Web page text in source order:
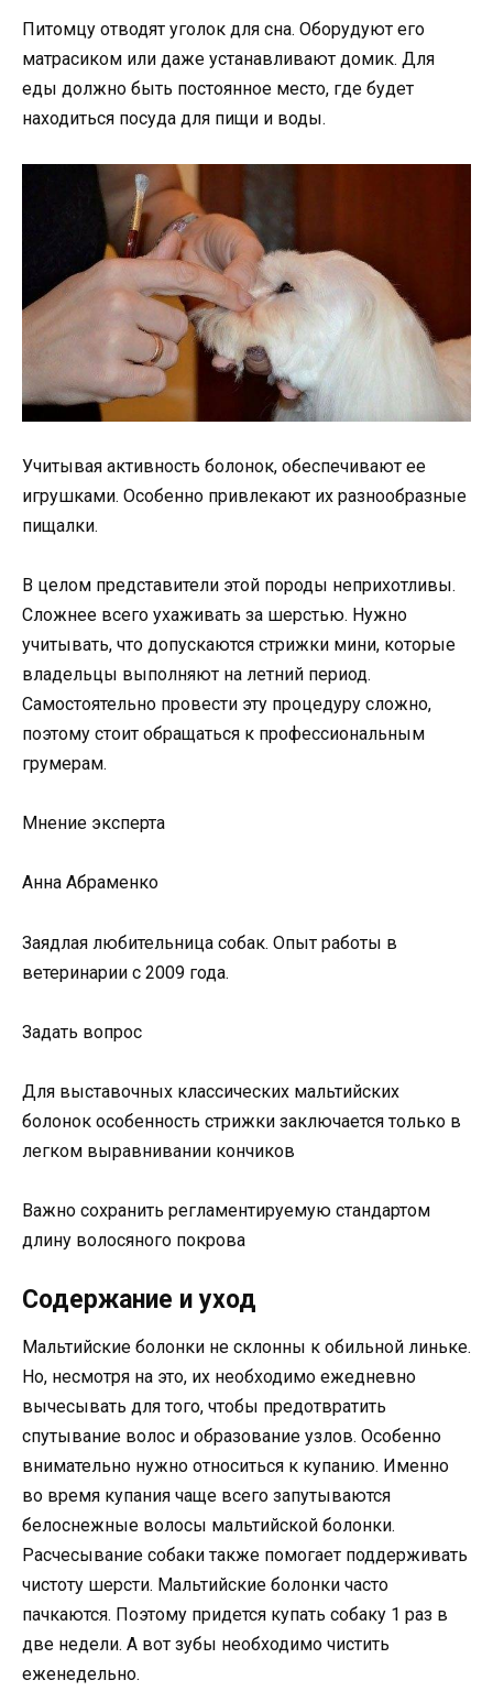
Питомцу отводят уголок для сна. Оборудуют его
матрасиком или даже устанавливают домик. Для
еды должно быть постоянное место, где будет
находиться посуда для пищи и воды.
Учитывая активность болонок, обеспечивают ее
игрушками. Особенно привлекают их разнообразные
пищалки.
В целом представители этой породы неприхотливы.
Сложнее всего ухаживать за шерстью. Нужно
учитывать, что допускаются стрижки мини, которые
владельцы выполняют на летний период.
Самостоятельно провести эту процедуру сложно,
поэтому стоит обращаться к профессиональным
грумерам.
Мнение эксперта
Анна Абраменко
Заядлая любительница собак. Опыт работы в
ветеринарии с 2009 года.
Задать вопрос
Для выставочных классических мальтийских
болонок особенность стрижки заключается только в
легком выравнивании кончиков
Важно сохранить регламентируемую стандартом
длину волосяного покрова
Содержание и уход
Мальтийские болонки не склонны к обильной линьке.
Но, несмотря на это, их необходимо ежедневно
вычесывать для того, чтобы предотвратить
спутывание волос и образование узлов. Особенно
внимательно нужно относиться к купанию. Именно
во время купания чаще всего запутываются
белоснежные волосы мальтийской болонки.
Расчесывание собаки также помогает поддерживать
чистоту шерсти. Мальтийские болонки часто
пачкаются. Поэтому придется купать собаку 1 раз в
две недели. А вот зубы необходимо чистить
еженедельно.